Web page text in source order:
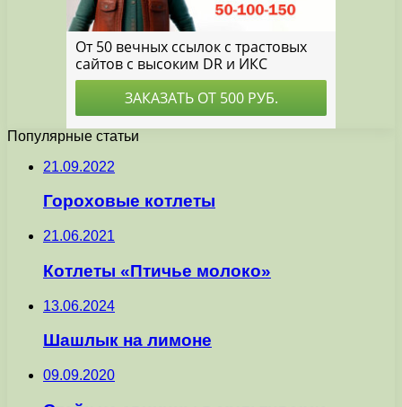
Популярные статьи
21.09.2022
Гороховые котлеты
21.06.2021
Котлеты «Птичье молоко»
13.06.2024
Шaшлык на лимoнe
09.09.2020